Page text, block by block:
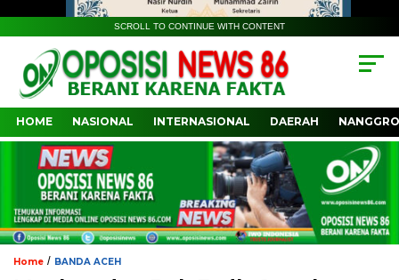
SCROLL TO CONTINUE WITH CONTENT
HOME NASIONAL INTERNASIONAL DAERAH
Home / BANDA ACEH